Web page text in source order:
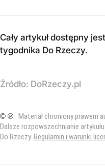
Cały artykuł dostępny
tygodnika Do Rzeczy.
Źródło: DoRzeczy.pl
© ℗ Materiał chroniony prawem
Dalsze rozpowszechnianie
Do Rzeczy. Regulamin i warunki